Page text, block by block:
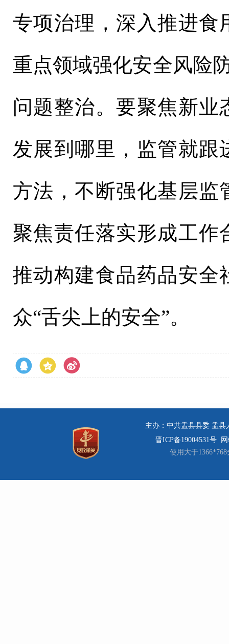
专项治理，深入推进食
重点领域强化安全风险
问题整治。要聚焦新业
发展到哪里，监管就跟
方法，不断强化基层监
聚焦责任落实形成工作
推动构建食品药品安全
众“舌尖上的安全”。
主办：中共盂县县委 盂县
晋ICP备19004531号
使用大于